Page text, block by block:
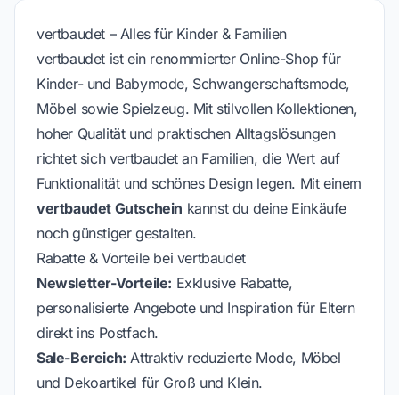
vertbaudet – Alles für Kinder & Familien
vertbaudet ist ein renommierter Online-Shop für
Kinder- und Babymode, Schwangerschaftsmode,
Möbel sowie Spielzeug. Mit stilvollen Kollektionen,
hoher Qualität und praktischen Alltagslösungen
richtet sich vertbaudet an Familien, die Wert auf
Funktionalität und schönes Design legen. Mit einem
vertbaudet Gutschein kannst du deine Einkäufe
noch günstiger gestalten.
Rabatte & Vorteile bei vertbaudet
Newsletter-Vorteile: Exklusive Rabatte,
personalisierte Angebote und Inspiration für Eltern
direkt ins Postfach.
Sale-Bereich: Attraktiv reduzierte Mode, Möbel
und Dekoartikel für Groß und Klein.